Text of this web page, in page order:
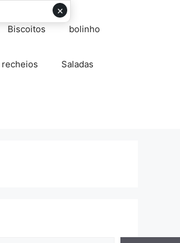
Biscoitos bolinho
recheios Saladas
×